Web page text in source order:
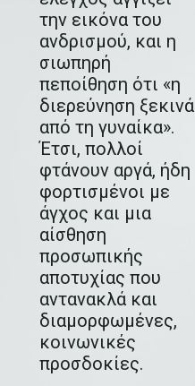
την εικόνα του
ανδρισμού, και η
σιωπηρή
πεποίθηση ότι «η
διερεύνηση ξεκινά
από τη γυναίκα».
Έτσι, πολλοί
φτάνουν αργά, ήδη
φορτισμένοι με
άγχος και μια
αίσθηση
προσωπικής
αποτυχίας που
αντανακλά και
διαμορφωμένες,
κοινωνικές
προσδοκίες.